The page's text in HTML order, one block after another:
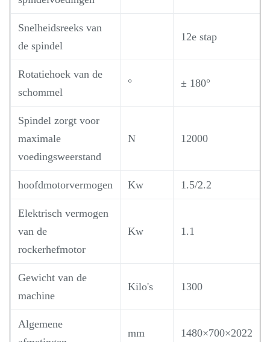
Snelheidsreeks van
de spindel
12e stap
Rotatiehoek van de
schommel
° ± 180°
Spindel zorgt voor
maximale
voedingsweerstand
N 12000
hoofdmotorvermogen Kw 1.5/2.2
Elektrisch vermogen
van de
rockerhefmotor
Kw 1.1
Gewicht van de
machine
Kilo's 1300
Algemene
mm 1480×700×2022